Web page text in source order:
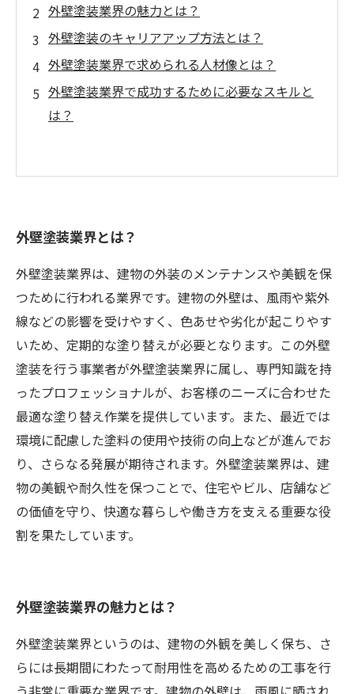
外壁塗装業界の魅力とは？
外壁塗装のキャリアアップ方法とは？
外壁塗装業界で求められる人材像とは？
外壁塗装業界で成功するために必要なスキルと
は？
外壁塗装業界とは？
外壁塗装業界は、建物の外装のメンテナンスや美観を保
つために行われる業界です。建物の外壁は、風雨や紫外
線などの影響を受けやすく、色あせや劣化が起こりやす
いため、定期的な塗り替えが必要となります。この外壁
塗装を行う事業者が外壁塗装業界に属し、専門知識を持
ったプロフェッショナルが、お客様のニーズに合わせた
最適な塗り替え作業を提供しています。また、最近では
環境に配慮した塗料の使用や技術の向上などが進んでお
り、さらなる発展が期待されます。外壁塗装業界は、建
物の美観や耐久性を保つことで、住宅やビル、店舗など
の価値を守り、快適な暮らしや働き方を支える重要な役
割を果たしています。
外壁塗装業界の魅力とは？
外壁塗装業界というのは、建物の外観を美しく保ち、さ
らには長期間にわたって耐用性を高めるための工事を行